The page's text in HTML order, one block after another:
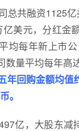
总共融资1125
美元，分红金
均每年新上市
数量平均每年高
年回购金额均值
。
亿，大股东减